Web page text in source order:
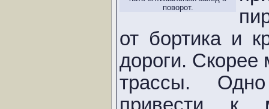
поворот.
от бортика и
дороги. Скорее
трассы.
привести к